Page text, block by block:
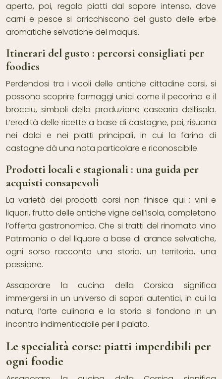
aperto, poi, regala piatti dal sapore intenso, dove
carni e pesce si arricchiscono del gusto delle erbe
aromatiche selvatiche del maquis.
Itinerari del gusto : percorsi consigliati per
foodies
Perdendosi tra i vicoli delle antiche cittadine corsi, si
possono scoprire formaggi unici come il pecorino e il
brocciu, simboli della produzione casearia dell’isola.
L’eredità delle ricette a base di castagne, poi, risuona
nei dolci e nei piatti principali, in cui la farina di
castagne dà una nota particolare e riconoscibile.
Prodotti locali e stagionali : una guida per
acquisti consapevoli
La varietà dei prodotti corsi non finisce qui : vini e
liquori, frutto delle antiche vigne dell’isola, completano
l’offerta gastronomica. Che si tratti del rinomato vino
Patrimonio o del liquore a base di arance selvatiche,
ogni sorso racconta una storia, un territorio, una
passione.
Assaporare la cucina della Corsica significa
immergersi in un universo di sapori autentici, in cui la
natura, l’arte culinaria e la storia si fondono in un
incontro indimenticabile per il palato.
Le specialità corse: piatti imperdibili per
ogni foodie